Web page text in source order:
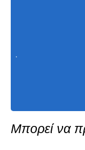
Μπορεί να